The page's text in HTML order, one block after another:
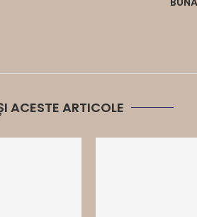
ACESTE ARTICOLE